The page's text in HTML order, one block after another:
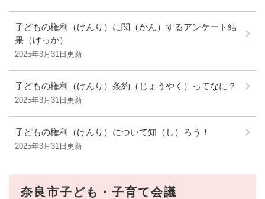
子どもの権利（けんり）に関（かん）するアンケート結
果（けっか）
2025年3月31日更新
子どもの権利（けんり）条約（じょうやく）ってなに？
2025年3月31日更新
子どもの権利（けんり）について知（し）ろう！
2025年3月31日更新
奈良市子ども・子育て会議